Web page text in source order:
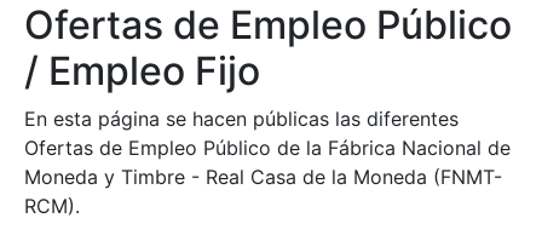
Mostrar/Ocultar
Mostrar/Ocultar
Ofertas de Empleo Público
/ Empleo Fijo
En esta página se hacen públicas las diferentes
Ofertas de Empleo Público de la Fábrica Nacional de
Moneda y Timbre - Real Casa de la Moneda (FNMT-
RCM).